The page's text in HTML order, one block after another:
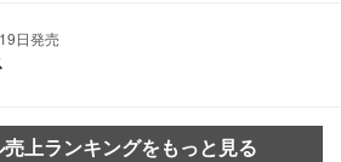
日発売
上ランキングをもっと見る